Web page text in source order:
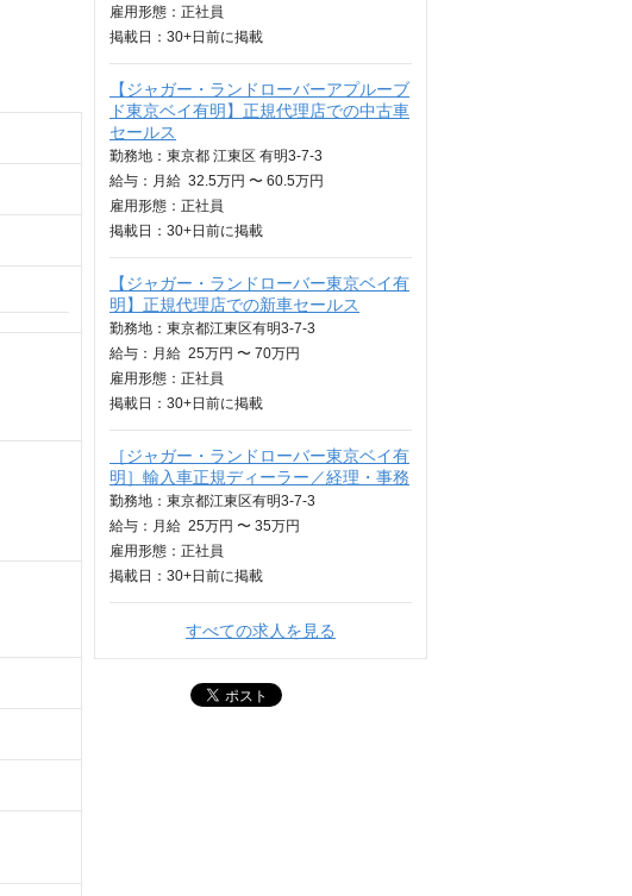
雇用形態：正社員
掲載日： 30+日 前に掲載
【ジャガー・ランドローバーアプルーブ
ド東京ベイ有明】正規代理店での中古車
セールス
勤務地：東京都 江東区 有明3-7-3
給与： 月給 32.5万円 〜 60.5万円
雇用形態：正社員
掲載日： 30+日 前に掲載
【ジャガー・ランドローバー東京ベイ有
明】正規代理店での新車セールス
勤務地：東京都江東区有明3-7-3
給与： 月給 25万円 〜 70万円
雇用形態：正社員
掲載日： 30+日 前に掲載
［ジャガー・ランドローバー東京ベイ有
明］輸入車正規ディーラー／経理・事務
勤務地：東京都江東区有明3-7-3
給与： 月給 25万円 〜 35万円
雇用形態：正社員
掲載日： 30+日 前に掲載
すべての求人を見る